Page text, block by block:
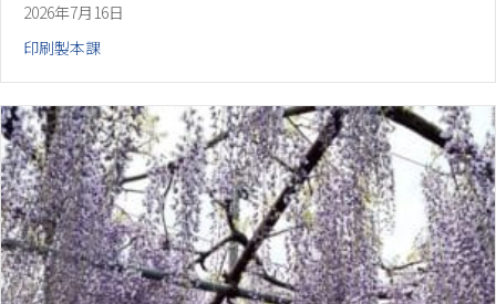
2026年7月16日
印刷製本課